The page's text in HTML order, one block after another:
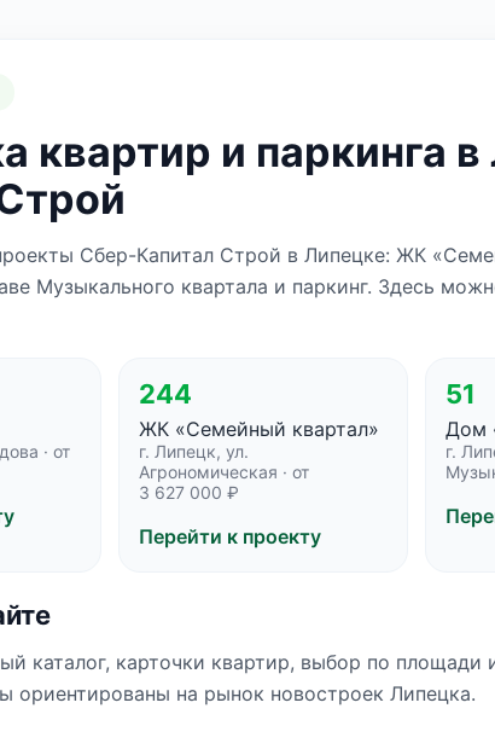
квартир и паркинга
Сбер-Капитал Строй в Липецке: ЖК
Музыкального квартала и паркинг. Здесь
· от
244
ЖК «Семейный квартал»
г. Липецк, ул.
Агрономическая · от
3 627 000 ₽
Перейти к проекту
51
Дом
г.
каталог, карточки квартир, выбор по
ориентированы на рынок новостроек Липецка.